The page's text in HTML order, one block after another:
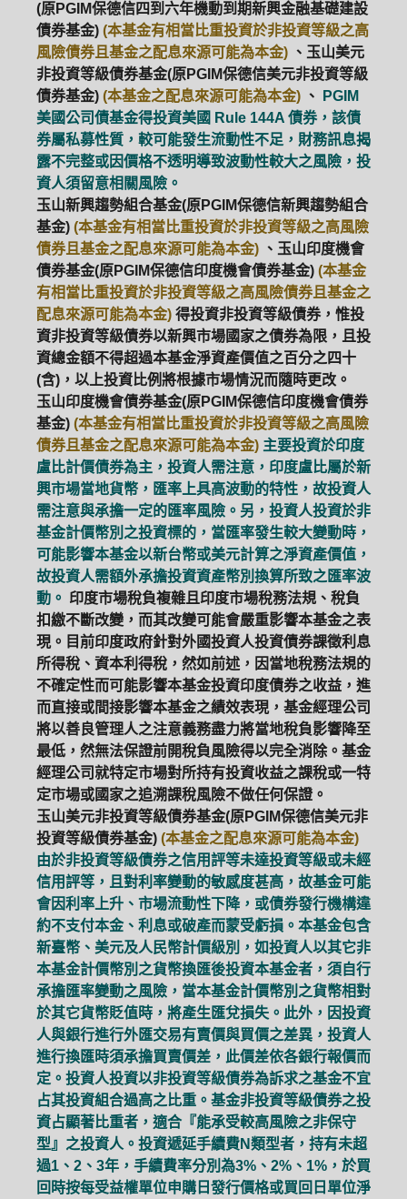
PGIM系列基金 168循環投資
定期(不)定額 高成長基金 月配息
(原PGIM保德信四到六年機動到期新興金融基礎建設
債券基金) (本基金有相當比重投資於非投資等級之高
風險債券且基金之配息來源可能為本金) 、玉山美元
非投資等級債券基金(原PGIM保德信美元非投資等級
債券基金) (本基金之配息來源可能為本金) 、
PGIM
美國公司債基金得投資美國 Rule 144A 債券，該債
券屬私募性質，較可能發生流動性不足，財務訊息揭
露不完整或因價格不透明導致波動性較大之風險，投
資人須留意相關風險。
玉山新興趨勢組合基金(原PGIM保德信新興趨勢組合
基金) (本基金有相當比重投資於非投資等級之高風險
債券且基金之配息來源可能為本金) 、玉山印度機會
債券基金(原PGIM保德信印度機會債券基金) (本基金
有相當比重投資於非投資等級之高風險債券且基金之
配息來源可能為本金) 得投資非投資等級債券，惟投
資非投資等級債券以新興市場國家之債券為限，且投
資總金額不得超過本基金淨資產價值之百分之四十
(含)，以上投資比例將根據市場情況而隨時更改。
玉山印度機會債券基金(原PGIM保德信印度機會債券
基金) (本基金有相當比重投資於非投資等級之高風險
債券且基金之配息來源可能為本金) 主要投資於印度
盧比計價債券為主，投資人需注意，印度盧比屬於新
興市場當地貨幣，匯率上具高波動的特性，故投資人
需注意與承擔一定的匯率風險。另，投資人投資於非
基金計價幣別之投資標的，當匯率發生較大變動時，
可能影響本基金以新台幣或美元計算之淨資產價值，
故投資人需額外承擔投資資產幣別換算所致之匯率波
動。 印度市場稅負複雜且印度市場稅務法規、稅負
扣繳不斷改變，而其改變可能會嚴重影響本基金之表
現。目前印度政府針對外國投資人投資債券課徵利息
所得稅、資本利得稅，然如前述，因當地稅務法規的
不確定性而可能影響本基金投資印度債券之收益，進
而直接或間接影響本基金之績效表現，基金經理公司
將以善良管理人之注意義務盡力將當地稅負影響降至
最低，然無法保證前開稅負風險得以完全消除。基金
經理公司就特定市場對所持有投資收益之課稅或一特
定市場或國家之追溯課稅風險不做任何保證。
玉山美元非投資等級債券基金(原PGIM保德信美元非
投資等級債券基金) (本基金之配息來源可能為本金)
由於非投資等級債券之信用評等未達投資等級或未經
信用評等，且對利率變動的敏感度甚高，故基金可能
會因利率上升、市場流動性下降，或債券發行機構違
約不支付本金、利息或破產而蒙受虧損。本基金包含
新臺幣、美元及人民幣計價級別，如投資人以其它非
本基金計價幣別之貨幣換匯後投資本基金者，須自行
承擔匯率變動之風險，當本基金計價幣別之貨幣相對
於其它貨幣貶值時，將產生匯兌損失。此外，因投資
人與銀行進行外匯交易有賣價與買價之差異，投資人
進行換匯時須承擔買賣價差，此價差依各銀行報價而
定。投資人投資以非投資等級債券為訴求之基金不宜
占其投資組合過高之比重。基金非投資等級債券之投
資占顯著比重者，適合『能承受較高風險之非保守
型』之投資人。投資遞延手續費N類型者，持有未超
過1、2、3年，手續費率分別為3%、2%、1%，於買
回時按每受益權單位申購日發行價格或買回日單位淨